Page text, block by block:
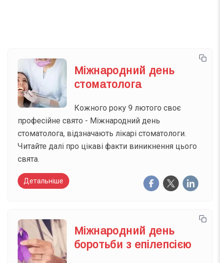
Міжнародний день
стоматолога
Кожного року 9 лютого своє
професійне свято - Міжнародний день
стоматолога, відзначають лікарі стоматологи.
Читайте далі про цікаві факти виникнення цього
свята.
Детальніше
Міжнародний день
боротьби з епілепсією